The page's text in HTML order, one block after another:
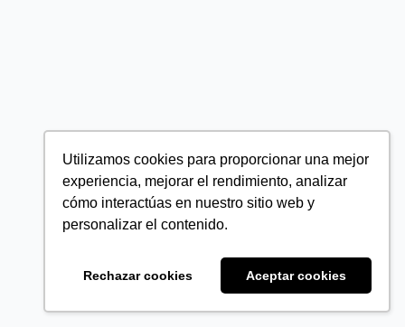
Utilizamos cookies para proporcionar una mejor
experiencia, mejorar el rendimiento, analizar
cómo interactúas en nuestro sitio web y
personalizar el contenido.
Rechazar cookies Aceptar cookies